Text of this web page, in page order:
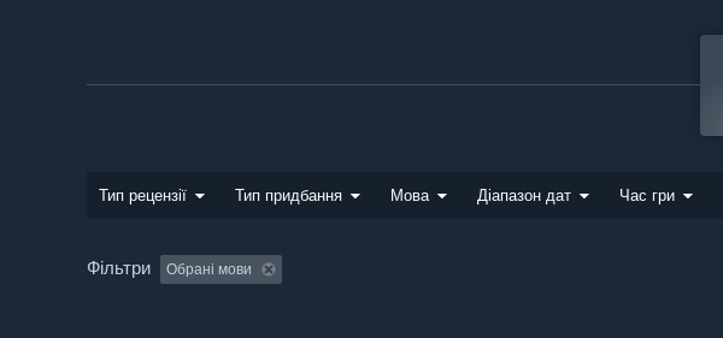
Тип рецензії Тип придбання Мова Діапазон дат Час гри
Фільтри Обрані мови